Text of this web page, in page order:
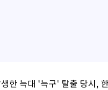
한 늑대 '늑구' 탈출 당시,